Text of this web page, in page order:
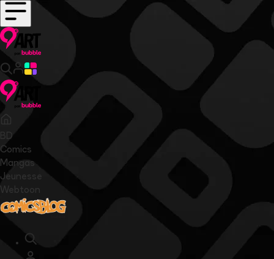
BD
Comics
Mangas
Jeunesse
Webtoon